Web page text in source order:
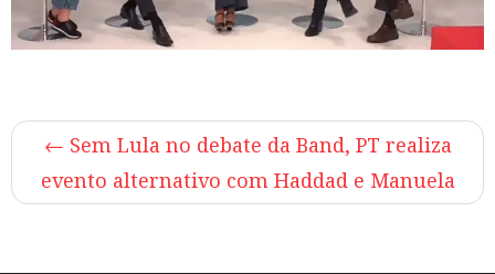
← Sem Lula no debate da Band, PT realiza
evento alternativo com Haddad e Manuela